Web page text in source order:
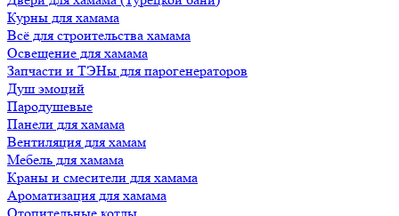
Курны для хамама
Всё для строительства хамама
Освещение для хамама
Запчасти и ТЭНы для парогенераторов
Душ эмоций
Пародушевые
Панели для хамама
Вентиляция для хамам
Мебель для хамама
Краны и смесители для хамама
Ароматизация для хамама